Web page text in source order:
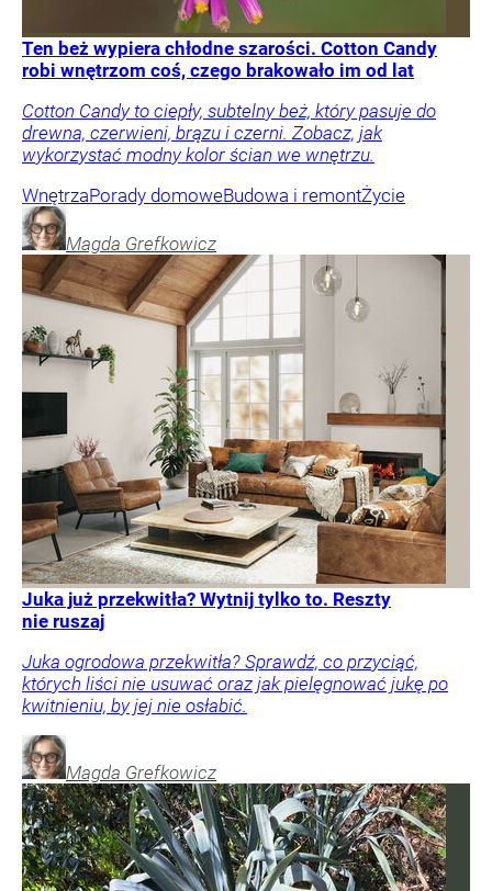
Ten beż wypiera chłodne szarości. Cotton Candy
robi wnętrzom coś, czego brakowało im od lat
Cotton Candy to ciepły, subtelny beż, który pasuje do
drewna, czerwieni, brązu i czerni. Zobacz, jak
wykorzystać modny kolor ścian we wnętrzu.
WnętrzaPorady domoweBudowa i remontŻycie
Magda Grefkowicz
Juka już przekwitła? Wytnij tylko to. Reszty
nie ruszaj
Juka ogrodowa przekwitła? Sprawdź, co przyciąć,
których liści nie usuwać oraz jak pielęgnować jukę po
kwitnieniu, by jej nie osłabić.
Magda Grefkowicz